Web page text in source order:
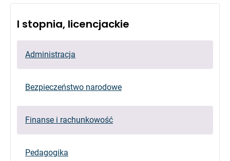
I stopnia, licencjackie
Administracja
Bezpieczeństwo narodowe
Finanse i rachunkowość
Pedagogika